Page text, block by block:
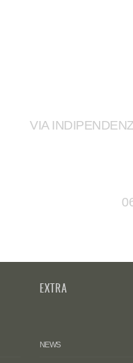
VIA
EXTRA
NEWS